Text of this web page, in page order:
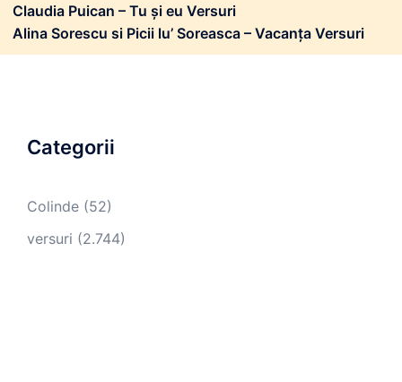
Claudia Puican – Tu și eu Versuri
Alina Sorescu si Picii lu’ Soreasca – Vacanța Versuri
Categorii
Colinde (52)
versuri (2.744)